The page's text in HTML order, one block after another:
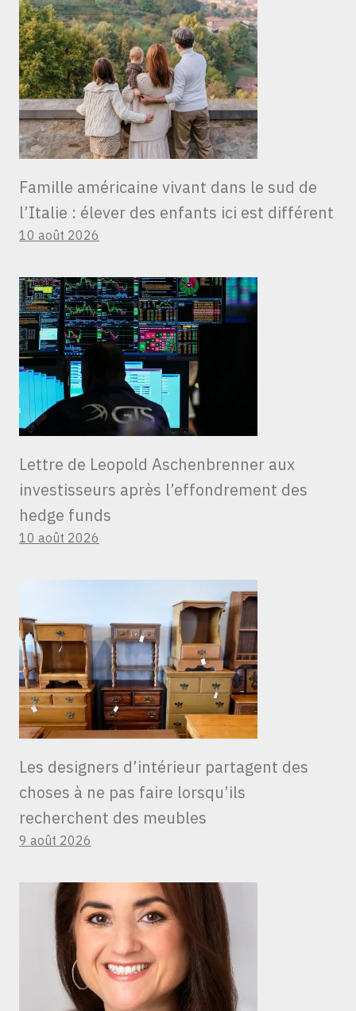
Famille américaine vivant dans le sud de
l’Italie : élever des enfants ici est différent
10 août 2026
Lettre de Leopold Aschenbrenner aux
investisseurs après l’effondrement des
hedge funds
10 août 2026
Les designers d’intérieur partagent des
choses à ne pas faire lorsqu’ils
recherchent des meubles
9 août 2026